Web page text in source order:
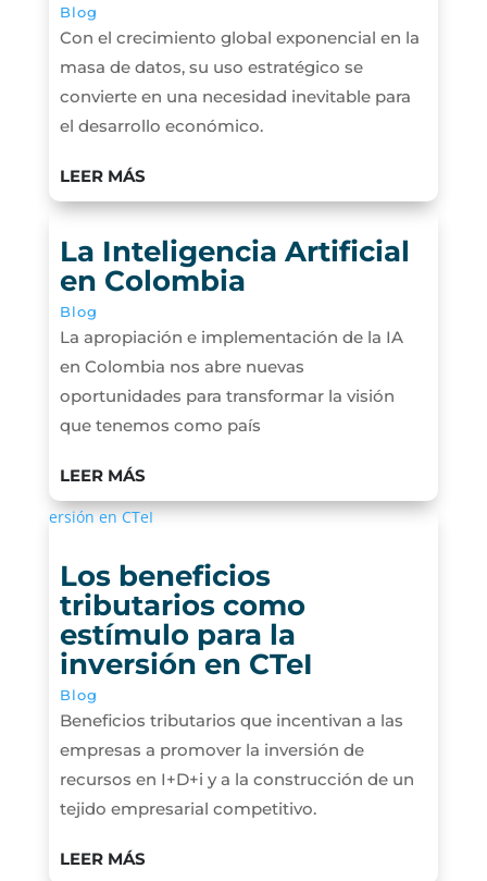
Blog
Con el crecimiento global exponencial en la
masa de datos, su uso estratégico se
convierte en una necesidad inevitable para
el desarrollo económico.
LEER MÁS
La Inteligencia Artificial
en Colombia
Blog
La apropiación e implementación de la IA
en Colombia nos abre nuevas
oportunidades para transformar la visión
que tenemos como país
LEER MÁS
Los beneficios
tributarios como
estímulo para la
inversión en CTeI
Blog
Beneficios tributarios que incentivan a las
empresas a promover la inversión de
recursos en I+D+i y a la construcción de un
tejido empresarial competitivo.
LEER MÁS